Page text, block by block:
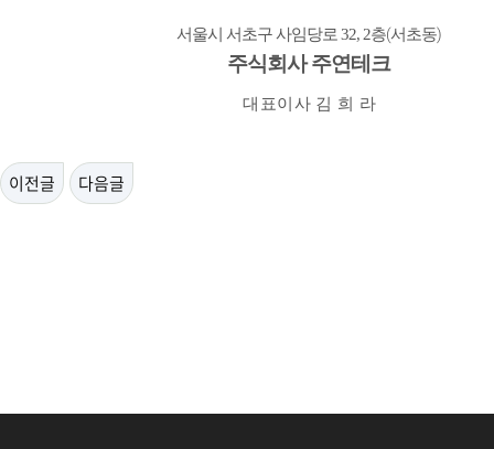
서울시 서초구 사임당로 32, 2층(서초동)
주식회사 주연테크
대 표 이 사 김 희 라
이전글 다음글